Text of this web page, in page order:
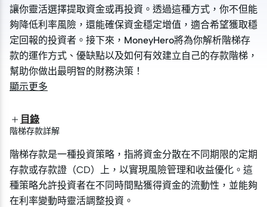
讓你靈活選擇提取資金或再投資。透過這種方式，你不但能
夠降低利率風險，還能確保資金穩定增值，適合希望獲取穩
定回報的投資者。接下來，MoneyHero將為你解析階梯存
款的運作方式、優缺點以及如何有效建立自己的存款階梯，
幫助你做出最明智的財務決策！
讓你靈活選擇提取資金或再投資。透過這種方式，你不但能
夠降低利率風險，還能確保資金穩定增值，適合希望獲取穩
定回報的投資者。接下來，MoneyHero將為你解析階梯存
款的運作方式、優缺點以及如何有效建立自己的存款階梯，
幫助你做出最明智的財務決策！
顯示更多
目錄
階梯存款詳解
階梯存款是一種投資策略，指將資金分散在不同期限的定期
存款或存款證（CD）上，以實現風險管理和收益優化。這
種策略允許投資者在不同時間點獲得資金的流動性，並能夠
在利率變動時靈活調整投資。